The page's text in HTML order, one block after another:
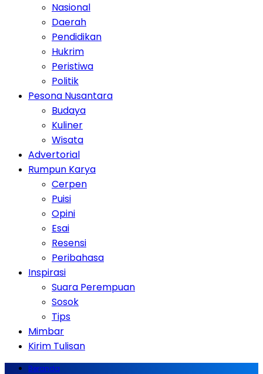
Nasional
Daerah
Pendidikan
Hukrim
Peristiwa
Politik
Pesona Nusantara
Budaya
Kuliner
Wisata
Advertorial
Rumpun Karya
Cerpen
Puisi
Opini
Esai
Resensi
Peribahasa
Inspirasi
Suara Perempuan
Sosok
Tips
Mimbar
Kirim Tulisan
Beranda